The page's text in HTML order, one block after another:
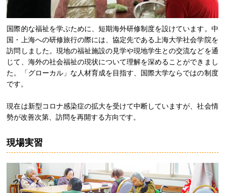
国際的な福祉を学ぶために、短期海外研修制度を設けています。中
国・上海への研修旅行の際には、協定先である上海大学社会学院を
訪問しました。現地の福祉施設の見学や現地学生との交流などを通
じて、海外の社会福祉の現状について理解を深めることができまし
た。「グローカル」な人材育成を目指す、国際大学ならではの制度
です。
現在は新型コロナ感染症の拡大を受けて中断していますが、社会情
勢が改善次第、訪問を再開する方向です。
現場実習